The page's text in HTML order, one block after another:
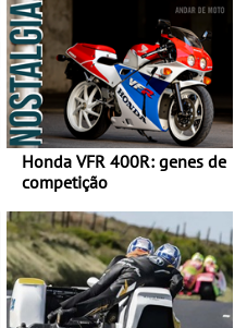
Honda VFR 400R: genes de
competição